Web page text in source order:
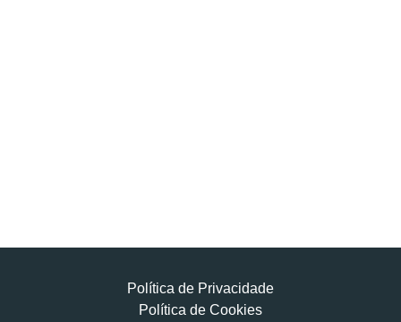
Política de Privacidade
Política de Cookies